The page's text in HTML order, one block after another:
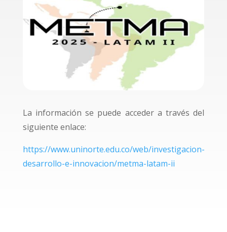
La información se puede acceder a través del
siguiente enlace:
https://www.uninorte.edu.co/web/investigacion-
desarrollo-e-innovacion/metma-latam-ii